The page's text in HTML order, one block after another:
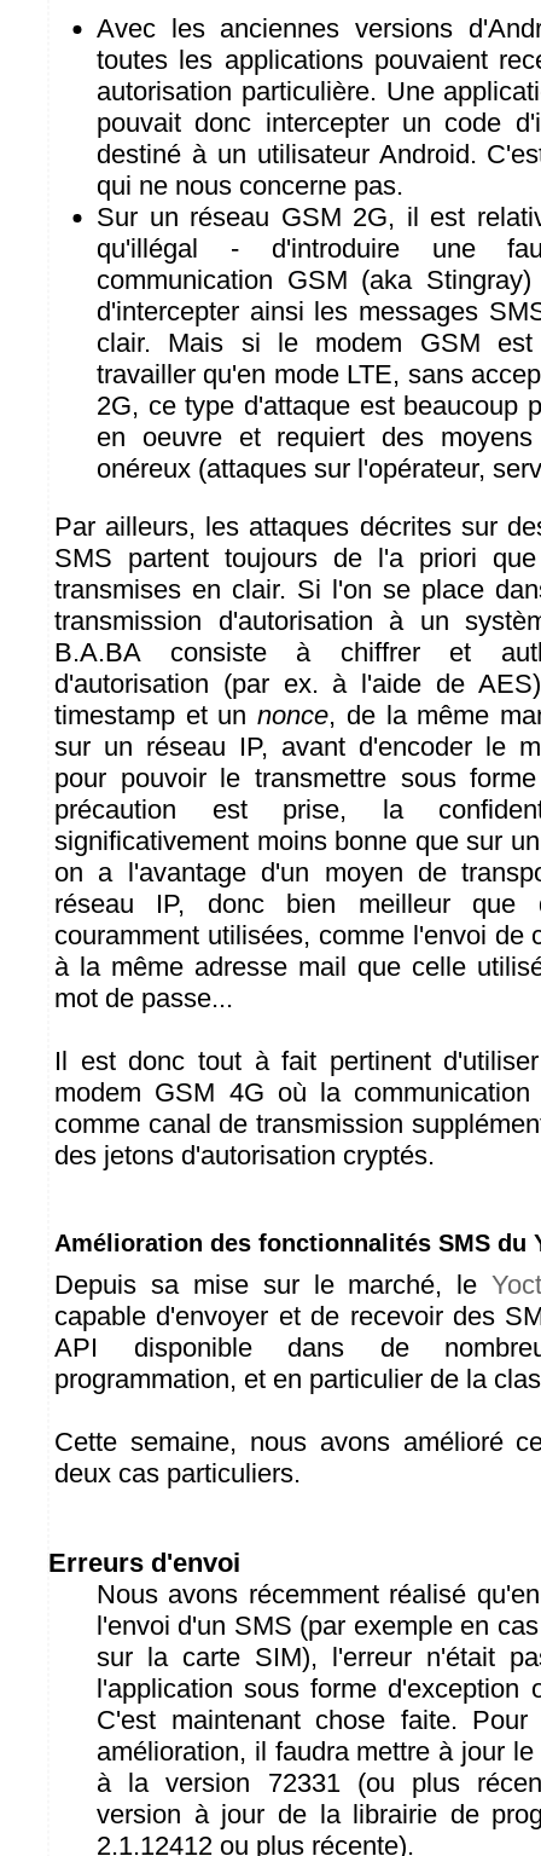
Avec les anciennes versions
toutes les applications pouvaient
autorisation particulière. Une
pouvait donc intercepter un code
destiné à un utilisateur Android.
qui ne nous concerne pas.
Sur un réseau GSM 2G, il est
qu'illégal - d'introduire une
communication GSM (aka
d'intercepter ainsi les messages
clair. Mais si le modem GSM est
travailler qu'en mode LTE, sans
2G, ce type d'attaque est beaucoup
en oeuvre et requiert des
onéreux (attaques sur l'opérateur,
Par ailleurs, les attaques décrites sur
SMS partent toujours de l'a priori
transmises en clair. Si l'on se place
transmission d'autorisation à un
B.A.BA consiste à chiffrer et
d'autorisation (par ex. à l'aide de
timestamp et unnonce, de la même
sur un réseau IP, avant d'encoder le
pour pouvoir le transmettre sous
précaution est prise, la
significativement moins bonne que sur
on a l'avantage d'un moyen de
réseau IP, donc bien meilleur que
couramment utilisées, comme l'envoi de
à la même adresse mail que celle
mot de passe...
Il est donc tout à fait pertinent
modem GSM 4G où la
comme canal de transmission
des jetons d'autorisation cryptés.
Amélioration des fonctionnalités SMS du
Depuis sa mise sur le marché, le
capable d'envoyer et de recevoir des
API disponible dans de
programmation, et en particulier de la
Cette semaine, nous avons amélioré
deux cas particuliers.
Erreurs d'envoi
Nous avons récemment réalisé
l'envoi d'un SMS (par exemple en
sur la carte SIM), l'erreur n'était
l'application sous forme d'exception
C'est maintenant chose faite.
amélioration, il faudra mettre à jour
à la version 72331 (ou plus
version à jour de la librairie de
2.1.12412 ou plus récente).